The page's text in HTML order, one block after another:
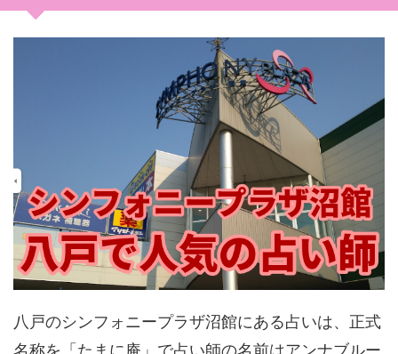
八戸のシンフォニープラザ沼館にある占いは、正式
名称を「たまに庵」で占い師の名前はアンナブルー